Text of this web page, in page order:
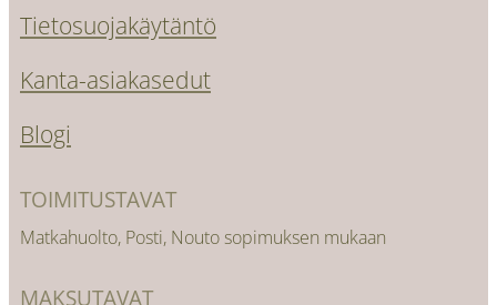
Tietosuojakäytäntö
Kanta-asiakasedut
Blogi
TOIMITUSTAVAT
Matkahuolto, Posti, Nouto sopimuksen mukaan
MAKSUTAVAT